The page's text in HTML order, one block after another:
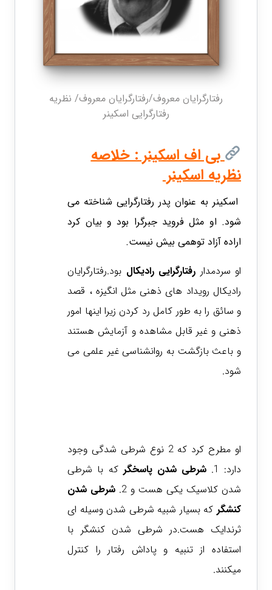
رفتارگرایان معروف/رفتارگرایان معروف/ نظریه
رفتارگرایی اسکینر
بی اف اسکینر : خلاصه
نظریه اسکینر
اسکینر به عنوان پدر رفتارگرایی شناخته می
شود. او مثل فروید جبرگرا بود و بیان کرد
اراده آزاد توهمی بیش نیست.
او سردمدار رفتارگرایی رادیکال بود.رفتارگرایان
رادیکال رویداد های ذهنی مثل انگیزه ، قصد
و سائق را به طور کامل رد کردن زیرا اینها امور
ذهنی و غیر قابل مشاهده و آزمایش هستند
و باعث بازگشت به روانشناسی غیر علمی می
شود.
او مطرح کرد که 2 نوع شرطی شدگی وجود
دارد: 1.
شرطی شدن پاسخگرکه با شرطی
شدن کلاسیک یکی هست و 2.
شرطی شدن
کنشگر که بسیار شبیه شرطی شدن وسیله ای
ثرندایک هست.در شرطی شدن کنشگر با
استفاده از تنبیه و پاداش رفتار را کنترل
میکنند.